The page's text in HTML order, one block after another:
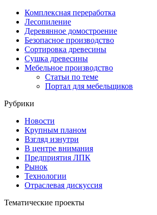
Комплексная переработка
Лесопиление
Деревянное домостроение
Безопасное производство
Сортировка древесины
Сушка древесины
Мебельное производство
Статьи по теме
Портал для мебельщиков
Рубрики
Новости
Крупным планом
Взгляд изнутри
В центре внимания
Предприятия ЛПК
Рынок
Технологии
Отраслевая дискуссия
Тематические проекты